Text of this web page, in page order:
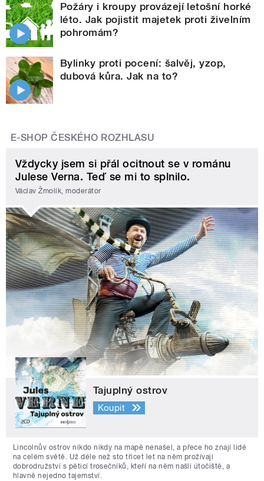
Požáry i kroupy provázejí letošní horké
léto. Jak pojistit majetek proti živelním
pohromám?
Bylinky proti pocení: šalvěj, yzop,
dubová kůra. Jak na to?
E-SHOP ČESKÉHO ROZHLASU
Vždycky jsem si přál ocitnout se v románu
Julese Verna. Teď se mi to splnilo.
Václav Žmolík, moderátor
Tajuplný ostrov
Koupit
Lincolnův ostrov nikdo nikdy na mapě nenašel, a přece ho znají lidé
na celém světě. Už déle než sto třicet let na něm prožívají
dobrodružství s pěticí trosečníků, kteří na něm našli útočiště, a
hlavně nejedno tajemství.